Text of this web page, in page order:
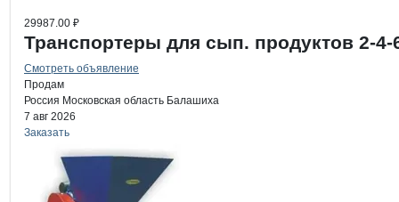
29987.00 ₽
Транспортеры для сып. продуктов 2-4-
Смотреть объявление
Продам
Россия Московская область Балашиха
7 авг 2026
Заказать